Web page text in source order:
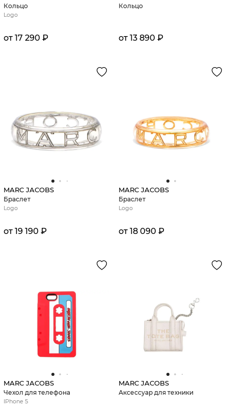
Кольцо
Logo
от 17 290 ₽
Кольцо
от 13 890 ₽
MARC JACOBS
Браслет
Logo
от 19 190 ₽
MARC JACOBS
Браслет
Logo
от 18 090 ₽
MARC JACOBS
Чехол для телефона
IPhone 5
MARC JACOBS
Аксессуар для техники